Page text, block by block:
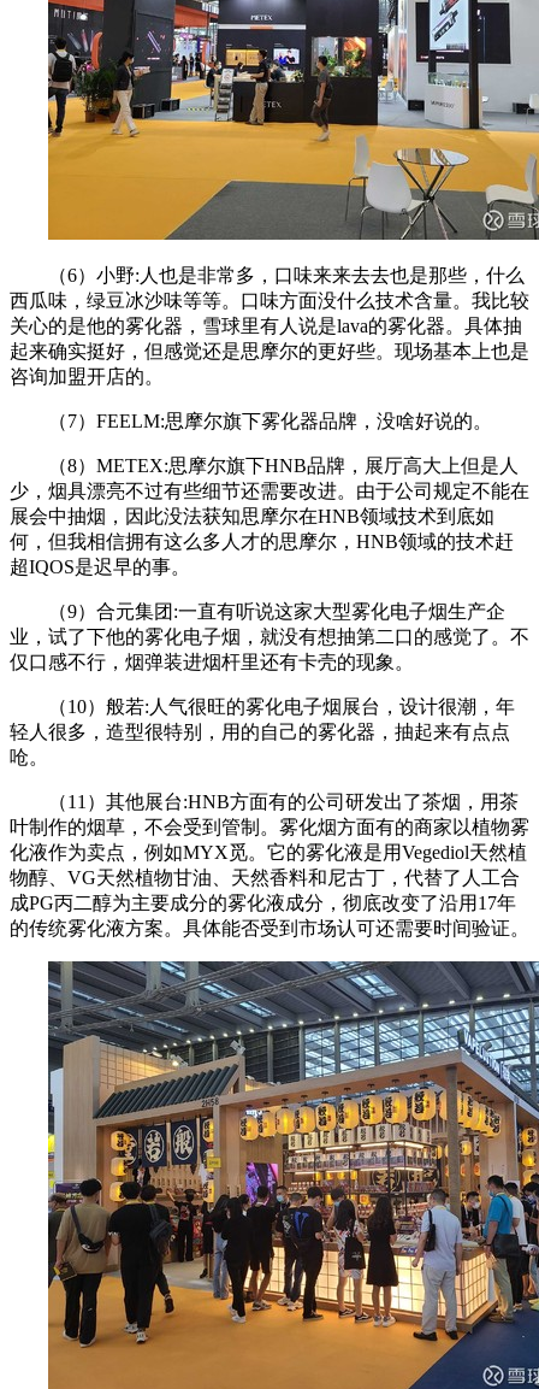
（6）小野:人也是非常多，口味来来去去也是那些，什么
西瓜味，绿豆冰沙味等等。口味方面没什么技术含量。我比较
关心的是他的雾化器，雪球里有人说是lava的雾化器。具体抽
起来确实挺好，但感觉还是思摩尔的更好些。现场基本上也是
咨询加盟开店的。
（7）FEELM:思摩尔旗下雾化器品牌，没啥好说的。
（8）METEX:思摩尔旗下HNB品牌，展厅高大上但是人
少，烟具漂亮不过有些细节还需要改进。由于公司规定不能在
展会中抽烟，因此没法获知思摩尔在HNB领域技术到底如
何，但我相信拥有这么多人才的思摩尔，HNB领域的技术赶
超IQOS是迟早的事。
（9）合元集团:一直有听说这家大型雾化电子烟生产企
业，试了下他的雾化电子烟，就没有想抽第二口的感觉了。不
仅口感不行，烟弹装进烟杆里还有卡壳的现象。
（10）般若:人气很旺的雾化电子烟展台，设计很潮，年
轻人很多，造型很特别，用的自己的雾化器，抽起来有点点
呛。
（11）其他展台:HNB方面有的公司研发出了茶烟，用茶
叶制作的烟草，不会受到管制。雾化烟方面有的商家以植物雾
化液作为卖点，例如MYX觅。它的雾化液是用Vegediol天然植
物醇、VG天然植物甘油、天然香料和尼古丁，代替了人工合
成PG丙二醇为主要成分的雾化液成分，彻底改变了沿用17年
的传统雾化液方案。具体能否受到市场认可还需要时间验证。